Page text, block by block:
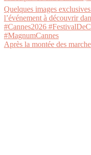
Après la montée des